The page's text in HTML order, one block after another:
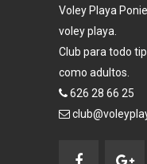
Voley Playa
voley playa.
Club para todo
como adultos.
626 28 66 25